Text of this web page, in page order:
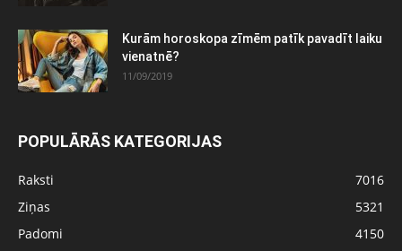
Kurām horoskopa zīmēm patīk pavadīt laiku
vienatnē?
11/09/2019
POPULĀRĀS KATEGORIJAS
Raksti
7016
Ziņas
5321
Padomi
4150